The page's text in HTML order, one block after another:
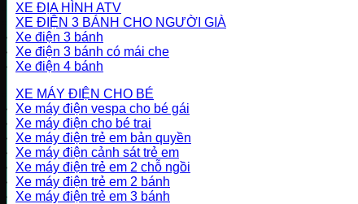
XE ĐỊA HÌNH ATV
XE ĐIỆN 3 BÁNH CHO NGƯỜI GIÀ
Xe điện 3 bánh
Xe điện 3 bánh có mái che
Xe điện 4 bánh
XE MÁY ĐIỆN CHO BÉ
Xe máy điện vespa cho bé gái
Xe máy điện cho bé trai
Xe máy điện trẻ em bản quyền
Xe máy điện cảnh sát trẻ em
Xe máy điện trẻ em 2 chỗ ngồi
Xe máy điện trẻ em 2 bánh
Xe máy điện trẻ em 3 bánh